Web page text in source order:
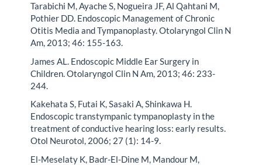
Tarabichi M, Ayache S, Nogueira JF, Al Qahtani M,
Pothier DD. Endoscopic Management of Chronic
Otitis Media and Tympanoplasty. Otolaryngol Clin N
Am, 2013; 46: 155-163.
James AL. Endoscopic Middle Ear Surgery in
Children. Otolaryngol Clin N Am, 2013; 46: 233-
244.
Kakehata S, Futai K, Sasaki A, Shinkawa H.
Endoscopic transtympanic tympanoplasty in the
treatment of conductive hearing loss: early results.
Otol Neurotol, 2006; 27 (1): 14-9.
El-Meselaty K, Badr-El-Dine M, Mandour M,